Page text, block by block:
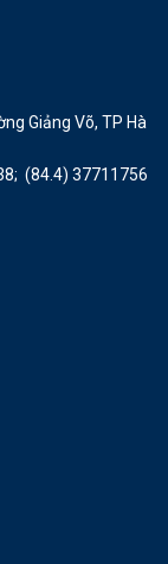
Giảng Võ, TP Hà
(84.4) 37711756